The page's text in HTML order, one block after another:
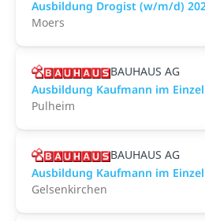
Ausbildung Drogist (w/m/d)
Moers
BAUHAUS AG
Ausbildung Kaufmann im
Pulheim
BAUHAUS AG
Ausbildung Kaufmann im
Gelsenkirchen